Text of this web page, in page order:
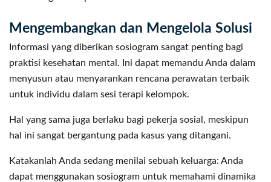
Mengembangkan dan Mengelola Solusi
Informasi yang diberikan sosiogram sangat penting bagi
praktisi kesehatan mental. Ini dapat memandu Anda dalam
menyusun atau menyarankan rencana perawatan terbaik
untuk individu dalam sesi terapi kelompok.
Hal yang sama juga berlaku bagi pekerja sosial, meskipun
hal ini sangat bergantung pada kasus yang ditangani.
Katakanlah Anda sedang menilai sebuah keluarga: Anda
dapat menggunakan sosiogram untuk memahami dinamika